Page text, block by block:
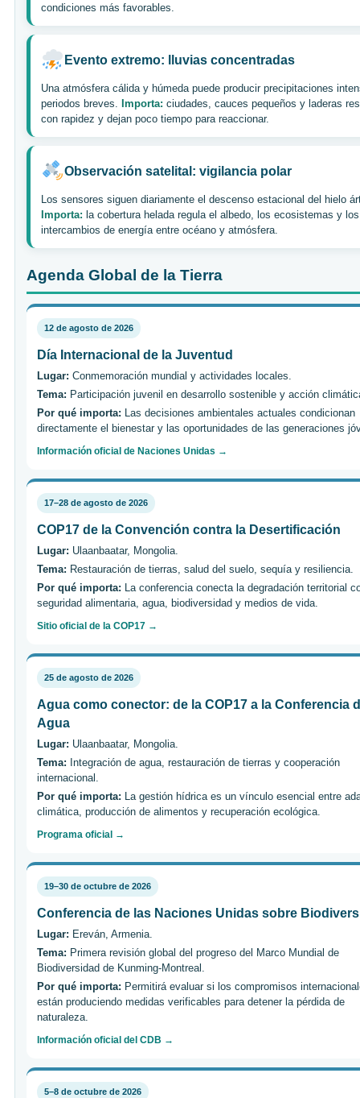
condiciones más favorables.
Evento extremo: lluvias concentradas
Una atmósfera cálida y húmeda puede producir precipitaciones
periodos breves. Importa: ciudades, cauces pequeños y laderas
con rapidez y dejan poco tiempo para reaccionar.
Observación satelital: vigilancia polar
Los sensores siguen diariamente el descenso estacional del hielo
Importa: la cobertura helada regula el albedo, los ecosistemas y los
intercambios de energía entre océano y atmósfera.
Agenda Global de la Tierra
12 de agosto de 2026
Día Internacional de la Juventud
Lugar: Conmemoración mundial y actividades locales.
Tema: Participación juvenil en desarrollo sostenible y acción
Por qué importa: Las decisiones ambientales actuales condicionan
directamente el bienestar y las oportunidades de las generaciones
Información oficial de Naciones Unidas →
17–28 de agosto de 2026
COP17 de la Convención contra la Desertificación
Lugar: Ulaanbaatar, Mongolia.
Tema: Restauración de tierras, salud del suelo, sequía y resiliencia.
Por qué importa: La conferencia conecta la degradación territorial
seguridad alimentaria, agua, biodiversidad y medios de vida.
Sitio oficial de la COP17 →
25 de agosto de 2026
Agua como conector: de la COP17 a la Conferencia
Agua
Lugar: Ulaanbaatar, Mongolia.
Tema: Integración de agua, restauración de tierras y cooperación
internacional.
Por qué importa: La gestión hídrica es un vínculo esencial entre
climática, producción de alimentos y recuperación ecológica.
Programa oficial →
19–30 de octubre de 2026
Conferencia de las Naciones Unidas sobre
Lugar: Ereván, Armenia.
Tema: Primera revisión global del progreso del Marco Mundial de
Biodiversidad de Kunming-Montreal.
Por qué importa: Permitirá evaluar si los compromisos
están produciendo medidas verificables para detener la pérdida de
naturaleza.
Información oficial del CDB →
5–8 de octubre de 2026